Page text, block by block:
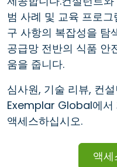
범 사례 및 교육 프로
구 사항의 복잡성을 탐
공급망 전반의 식품 안
움을 줍니다.
심사원, 기술 리뷰, 컨
Exemplar Global에서
액세스하십시오.
액